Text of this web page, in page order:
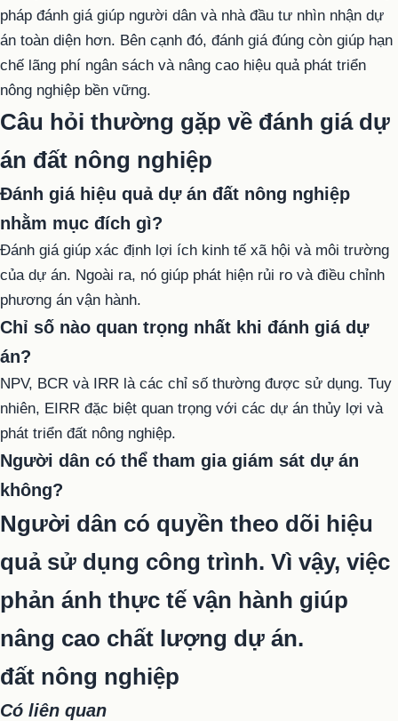
pháp đánh giá giúp người dân và nhà đầu tư nhìn nhận dự
án toàn diện hơn. Bên cạnh đó, đánh giá đúng còn giúp hạn
chế lãng phí ngân sách và nâng cao hiệu quả phát triển
nông nghiệp bền vững.
Câu hỏi thường gặp về đánh giá dự
án đất nông nghiệp
Đánh giá hiệu quả dự án đất nông nghiệp
nhằm mục đích gì?
Đánh giá giúp xác định lợi ích kinh tế xã hội và môi trường
của dự án. Ngoài ra, nó giúp phát hiện rủi ro và điều chỉnh
phương án vận hành.
Chỉ số nào quan trọng nhất khi đánh giá dự
án?
NPV, BCR và IRR là các chỉ số thường được sử dụng. Tuy
nhiên, EIRR đặc biệt quan trọng với các dự án thủy lợi và
phát triển đất nông nghiệp.
Người dân có thể tham gia giám sát dự án
không?
Người dân có quyền theo dõi hiệu
quả sử dụng công trình. Vì vậy, việc
phản ánh thực tế vận hành giúp
nâng cao chất lượng dự án.
đất nông nghiệp
Có liên quan